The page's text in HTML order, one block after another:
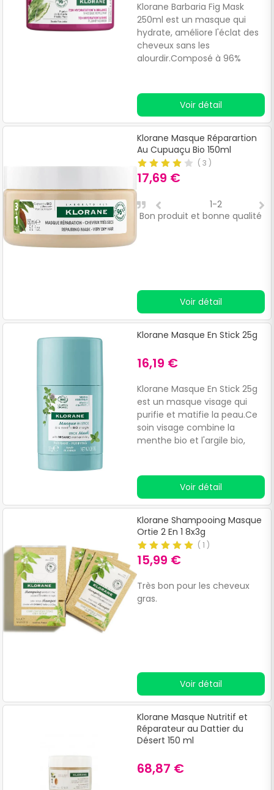
Klorane Barbaria Fig Mask
250ml est un masque qui
hydrate, améliore l'éclat des
cheveux sans les
alourdir.Composé à 96%
glycérine, qui apportent des
propriétés hydratantes et des
molécules
hydrofixantes.Convient aux
cheveux déshydratés.
Voir détail
Klorane Masque Réparartion
Au Cupuaçu Bio 150ml
( 3 )
17,69 €
Bon produit et bonne qualité
1-2
Voir détail
Klorane Masque En Stick 25g
16,19 €
Klorane Masque En Stick 25g
est un masque visage qui
purifie et matifie la peau.Ce
soin visage combine la
menthe bio et l'argile bio,
antioxydantes, pour absorber
les impuretés et raviver
l'éclat du teint.
Voir détail
Klorane Shampooing Masque
Ortie 2 En 1 8x3g
( 1 )
15,99 €
Très bon pour les cheveux
gras.
Voir détail
Klorane Masque Nutritif et
Réparateur au Dattier du
Désert 150 ml
68,87 €